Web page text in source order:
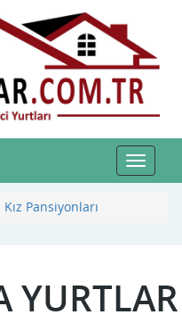
Toggle
Kız Pansiyonları
YURTLAR